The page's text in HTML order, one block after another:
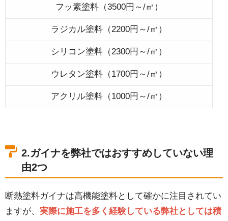
フッ素塗料（3500円～/㎡）
ラジカル塗料（2200円～/㎡）
シリコン塗料（2300円～/㎡）
ウレタン塗料（1700円～/㎡）
アクリル塗料（1000円～/㎡）
2.ガイナを弊社ではおすすめしていない理
由2つ
断熱塗料ガイナは高機能塗料として確かに注目されてい
ますが、 実際に施工を多く経験している弊社としては積